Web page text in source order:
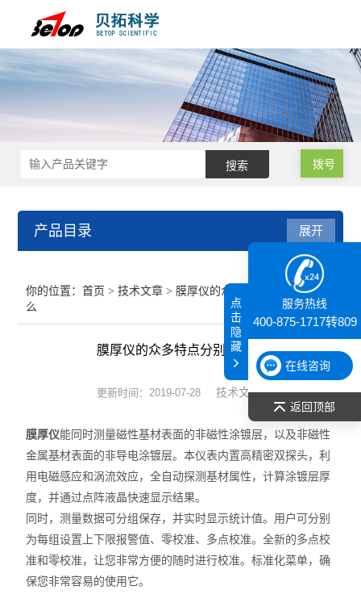
拨号
产品目录
表面张力仪
光谱部件及外设
差示/热重/差热/热分析
红外光谱（IR、傅立叶）
扫描探针显微镜/原子力
展开
你的位置：首页 >技术文章 > 膜厚仪的众多特点分别是什
么
膜厚仪的众多特点分别是什么
更新时间：2019-07-28 技术文章
膜厚仪能同时测量磁性基材表面的非磁性涂镀层，以及非磁性
金属基材表面的非导电涂镀层。本仪表内置高精密双探头，利
用电磁感应和涡流效应，全自动探测基材属性，计算涂镀层厚
度，并通过点阵液晶快速显示结果。
同时，测量数据可分组保存，并实时显示统计值。用户可分别
为每组设置上下限报警值、零校准、多点校准。全新的多点校
准和零校准，让您非常方便的随时进行校准。标准化菜单，确
保您非常容易的使用它。
服务热线
400-875-1717转809
在线咨询
返回顶部
点
击
隐
藏